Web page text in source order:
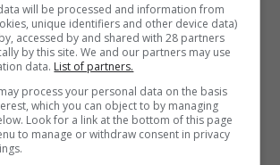
waar daar slyk is. Dit moet eers
will be processed and information from
unique identifiers and other device data)
accessed by and shared with 28 partners
by this site. We and our partners may use
data. List of partners.
process your personal data on the basis
which you can object to by managing
Look for a link at the bottom of this page
to manage or withdraw consent in privacy